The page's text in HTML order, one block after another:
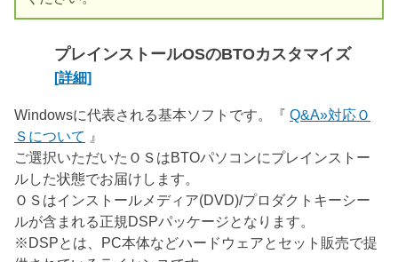
プレインストールOSのBTOカスタマイズ
[詳細]
Windowsに代表される基本ソフトです。『 Q&A»対応Ｏ
Ｓについて 』
ご選択いただいたＯＳはBTOパソコンにプレインストー
ルした状態でお届けします。
ＯＳはインストールメディア(DVD)/プロダクトキーシー
ルが含まれる正規DSPパッケージとなります。
※DSPとは、PC本体などハードウェアとセット販売で提